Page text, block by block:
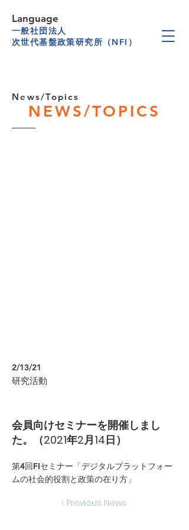
一般社団法人
次世代基盤政策研究所（NFI）
Language
News/Topics
NEWS/TOPICS
2/13/21
研究活動
会員向けセミナーを開催しまし
た。（2021年2月14日）
第4回FIセミナー「デジタルプラットフォー
ムの社会的役割と政策の在り方」
< Previous News